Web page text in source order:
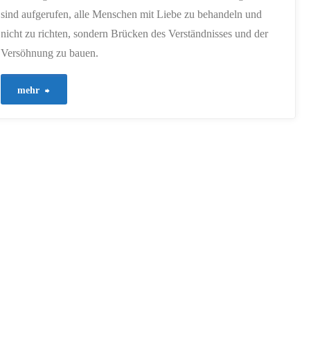
sind aufgerufen, alle Menschen mit Liebe zu behandeln und
nicht zu richten, sondern Brücken des Verständnisses und der
Versöhnung zu bauen.
mehr "247